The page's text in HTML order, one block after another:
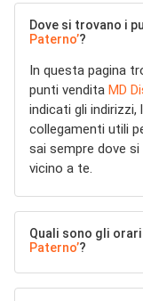
Dove si trovano i
Paterno’?
In questa pagina
punti vendita MD
indicati gli indirizzi,
collegamenti utili
sai sempre dove
vicino a te.
Quali sono gli
Paterno’?